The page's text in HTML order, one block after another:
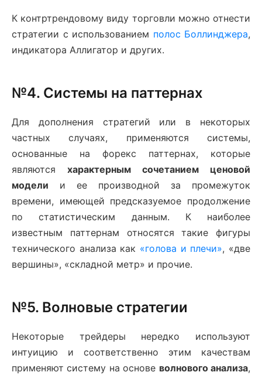
К контртрендовому виду торговли можно отнести
стратегии с использованием полос Боллинджера,
индикатора Аллигатор и других.
№4. Системы на паттернах
Для дополнения стратегий или в некоторых
частных случаях, применяются системы,
основанные на форекс паттернах, которые
являются характерным сочетанием ценовой
модели и ее производной за промежуток
времени, имеющей предсказуемое продолжение
по статистическим данным. К наиболее
известным паттернам относятся такие фигуры
технического анализа как «голова и плечи», «две
вершины», «складной метр» и прочие.
№5. Волновые стратегии
Некоторые трейдеры нередко используют
интуицию и соответственно этим качествам
применяют систему на основе волнового анализа,